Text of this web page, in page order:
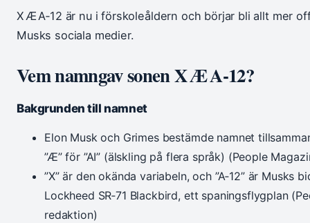
X Æ A‑12 är nu i förskoleåldern och börjar bli allt mer
Musks sociala medier.
Vem namngav sonen X Æ A‑12?
Bakgrunden till namnet
Elon Musk och Grimes bestämde namnet
”Æ” för ”AI” (älskling på flera språk) (People
”X” är den okända variabeln, och ”A‑12” är Musks
Lockheed SR‑71 Blackbird, ett spaningsflygplan
redaktion)